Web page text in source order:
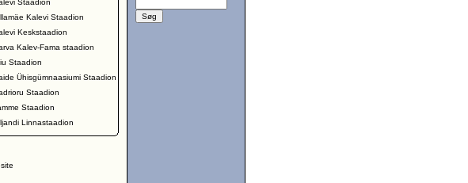
Staadion
Kalevi Staadion
Keskstaadion
Kalev-Fama staadion
Staadion
Ühisgümnaasiumi Staadion
Staadion
Staadion
Linnastaadion